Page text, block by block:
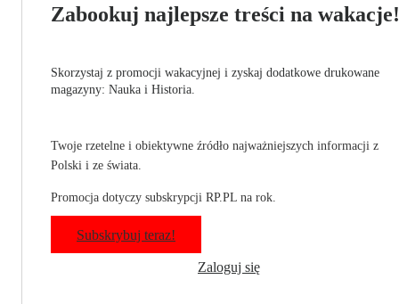
Zabookuj najlepsze treści na wakacje!
Skorzystaj z promocji wakacyjnej i zyskaj dodatkowe drukowane
magazyny: Nauka i Historia.
Twoje rzetelne i obiektywne źródło najważniejszych informacji z
Polski i ze świata.
Promocja dotyczy subskrypcji RP.PL na rok.
Subskrybuj teraz!
Zaloguj się